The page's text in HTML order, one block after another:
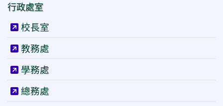
行政處室
校長室
教務處
學務處
總務處